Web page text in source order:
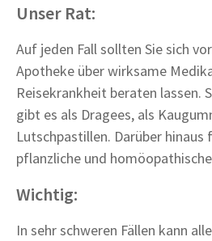
Unser Rat:
Auf jeden Fall sollten Sie sich
Apotheke über wirksame
Reisekrankheit beraten lassen.
gibt es als Dragees, als
Lutschpastillen. Darüber hinaus
pflanzliche und
Wichtig:
In sehr schweren Fällen kann